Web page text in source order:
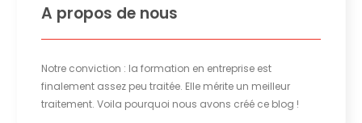
A propos de nous
Notre conviction : la formation en entreprise est
finalement assez peu traitée. Elle mérite un meilleur
traitement. Voila pourquoi nous avons créé ce blog !